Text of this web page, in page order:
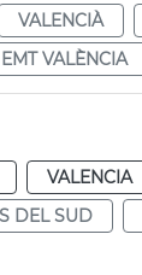
VALENCIÀ
VALÈNCIA
VALENCIA
DEL SUD